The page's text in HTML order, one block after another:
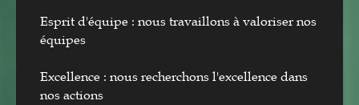
Esprit d'équipe : nous travaillons à valoriser nos
équipes
Excellence : nous recherchons l'excellence dans
nos actions